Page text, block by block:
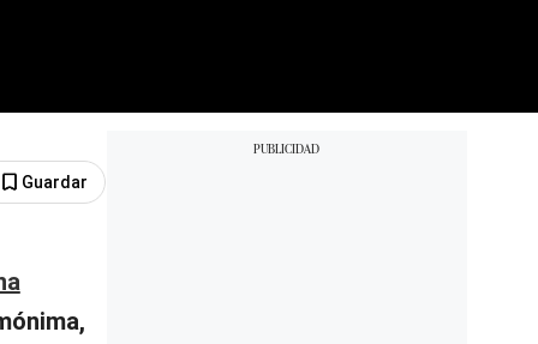
Guardar